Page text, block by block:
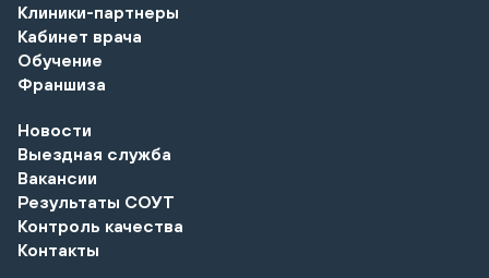
Клиники-партнеры
Кабинет врача
Обучение
Франшиза
Новости
Выездная служба
Вакансии
Результаты СОУТ
Контроль качества
Контакты